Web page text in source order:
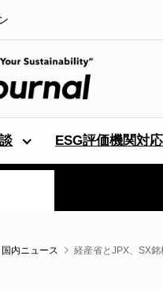
ESG評価機関対応
国内ニュース 経産省とJPX、SX